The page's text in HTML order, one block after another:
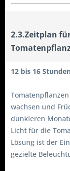
2.3.Zeitplan
12 bis 16
wachsen und
dunkleren
Licht für die
Lösung ist der
gezielte